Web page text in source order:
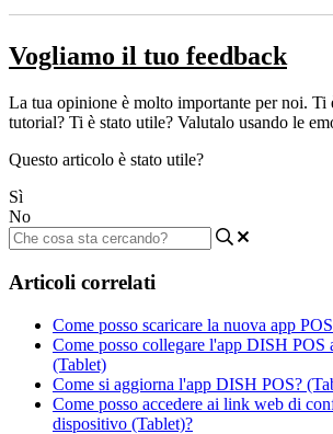
Vogliamo il tuo feedback
La tua opinione è molto importante per noi. Ti
tutorial? Ti è stato utile? Valutalo usando le
Questo articolo è stato utile?
Sì
No
Articoli correlati
Come posso scaricare la nuova app
Come posso collegare l'app DISH POS
(Tablet)
Come si aggiorna l'app DISH POS?
Come posso accedere ai link web di
dispositivo (Tablet)?